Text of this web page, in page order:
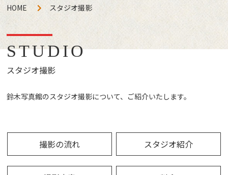
HOME スタジオ撮影
STUDIO
スタジオ撮影
鈴木写真館のスタジオ撮影について、ご紹介いたします。
撮影の流れ スタジオ紹介